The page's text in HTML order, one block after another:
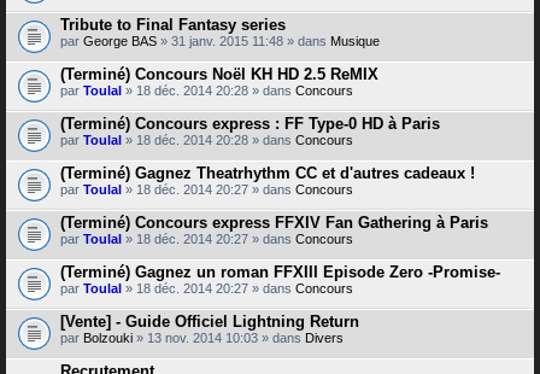
Tribute to Final Fantasy series
par George BAS » 31 janv. 2015 11:48 » dans Musique
(Terminé) Concours Noël KH HD 2.5 ReMIX
par Toulal » 18 déc. 2014 20:28 » dans Concours
(Terminé) Concours express : FF Type-0 HD à Paris
par Toulal » 18 déc. 2014 20:28 » dans Concours
(Terminé) Gagnez Theatrhythm CC et d'autres cadeaux !
par Toulal » 18 déc. 2014 20:27 » dans Concours
(Terminé) Concours express FFXIV Fan Gathering à Paris
par Toulal » 18 déc. 2014 20:27 » dans Concours
(Terminé) Gagnez un roman FFXIII Episode Zero -Promise-
par Toulal » 18 déc. 2014 20:27 » dans Concours
[Vente] - Guide Officiel Lightning Return
par Bolzouki » 13 nov. 2014 10:03 » dans Divers
Recrutement